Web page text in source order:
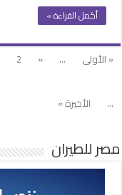
أكمل القراءة »
« الأولى ...
«
2
...
الأخيرة »
مصر للطيران